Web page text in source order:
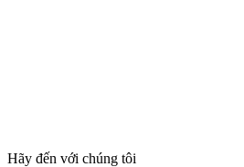
Hãy đến với chúng tôi